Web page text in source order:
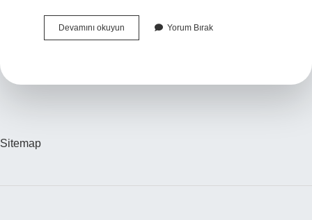
Devamını okuyun
Otu
Yorum Bırak
Sitemap